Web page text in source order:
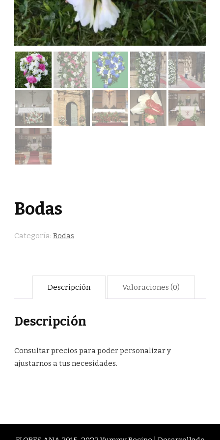
Bodas
Categoría: Bodas
Descripción Valoraciones (0)
Descripción
Consultar precios para poder personalizar y
ajustarnos a tus necesidades.